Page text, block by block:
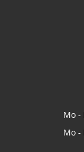
Mo -
Mo -